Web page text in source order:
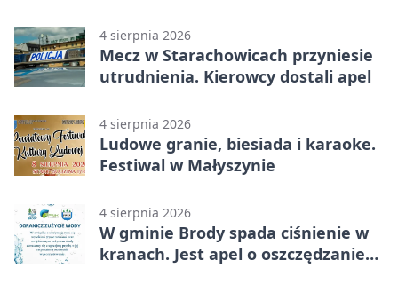
4 sierpnia 2026
Mecz w Starachowicach przyniesie
utrudnienia. Kierowcy dostali apel
4 sierpnia 2026
Ludowe granie, biesiada i karaoke.
Festiwal w Małyszynie
4 sierpnia 2026
W gminie Brody spada ciśnienie w
kranach. Jest apel o oszczędzanie